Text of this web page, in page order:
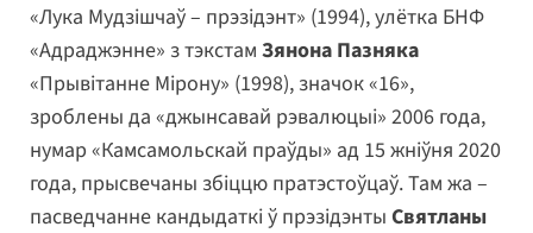
«Лука Мудзішчаў – прэзідэнт» (1994), улётка БНФ
«Адраджэнне» з тэкстам Зянона Пазняка
«Прывітанне Мірону» (1998), значок «16»,
зроблены да «джынсавай рэвалюцыі» 2006 года,
нумар «Камсамольскай праўды» ад 15 жніўня 2020
года, прысвечаны збіццю пратэстоўцаў. Там жа –
пасведчанне кандыдаткі ў прэзідэнты Святланы